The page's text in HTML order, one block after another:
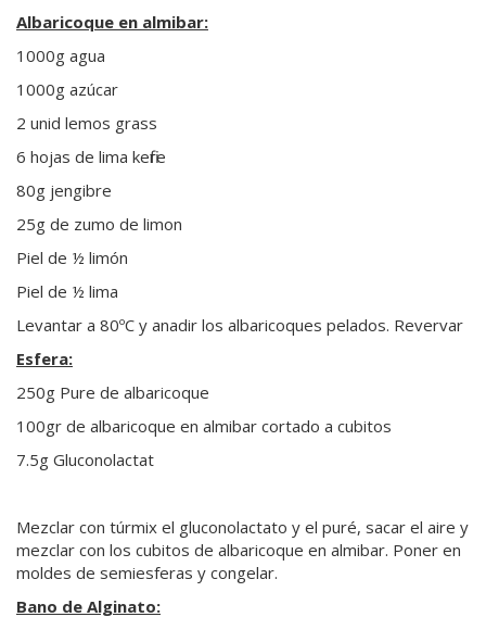
Albaricoque en almibar:
1000g agua
1000g azúcar
2 unid lemos grass
6 hojas de lima kefire
80g jengibre
25g de zumo de limon
Piel de ½ limón
Piel de ½ lima
Levantar a 80ºC y anadir los albaricoques pelados. Revervar
Esfera:
250g Pure de albaricoque
100gr de albaricoque en almibar cortado a cubitos
7.5g Gluconolactat
Mezclar con túrmix el gluconolactato y el puré, sacar el aire y
mezclar con los cubitos de albaricoque en almibar. Poner en
moldes de semiesferas y congelar.
Bano de Alginato: